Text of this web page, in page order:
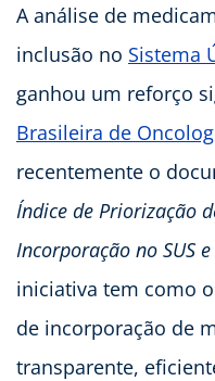
A análise de
inclusão no Sistema
ganhou um reforço
Brasileira de
recentemente o
Índice de Priorização
Incorporação no SUS
iniciativa tem como
de incorporação de
transparente,